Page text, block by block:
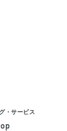
・サービス